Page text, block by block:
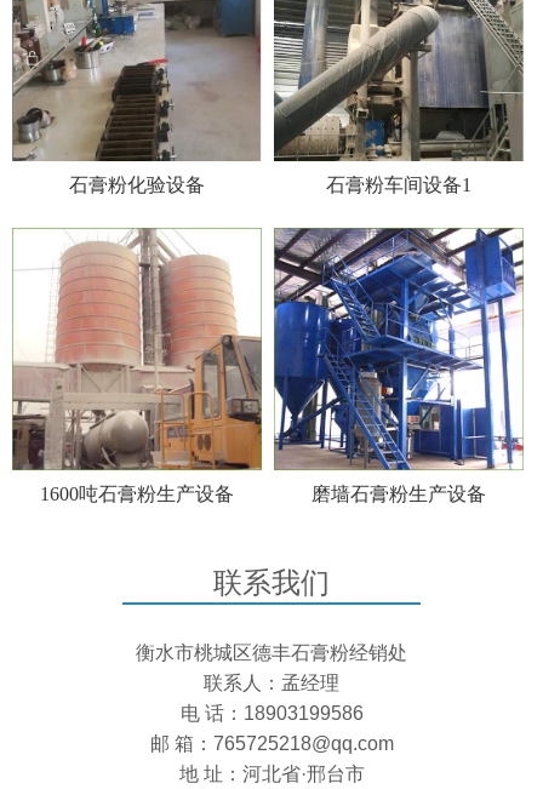
石膏粉化验设备 石膏粉车间设备1
1600吨石膏粉生产设备 磨墙石膏粉生产设备
联系我们
衡水市桃城区德丰石膏粉经销处
联系人：孟经理
电 话：18903199586
邮 箱：765725218@qq.com
地 址：河北省·邢台市